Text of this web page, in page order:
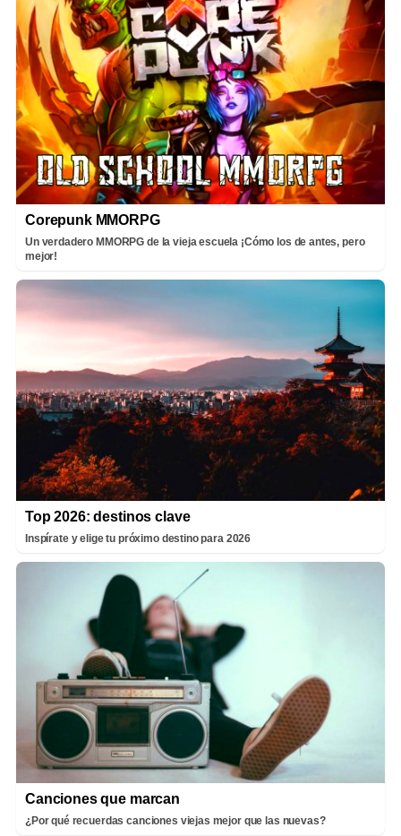
Corepunk MMORPG
Un verdadero MMORPG de la vieja escuela ¡Cómo los de antes, pero
mejor!
Top 2026: destinos clave
Inspírate y elige tu próximo destino para 2026
Canciones que marcan
¿Por qué recuerdas canciones viejas mejor que las nuevas?